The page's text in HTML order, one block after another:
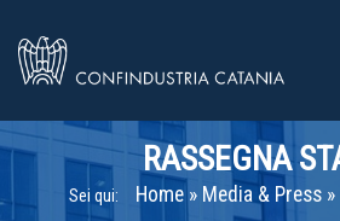
RASSEGNA
Sei qui: Home» Media & Press»